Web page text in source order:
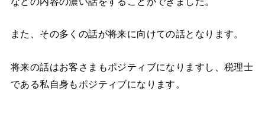
また、その多くの話が将来に向けての話となります。
将来の話はお客さまもポジティブになりますし、税理士
である私自身もポジティブになります。